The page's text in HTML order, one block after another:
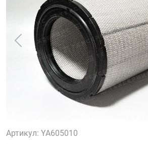
Артикул: YA605010